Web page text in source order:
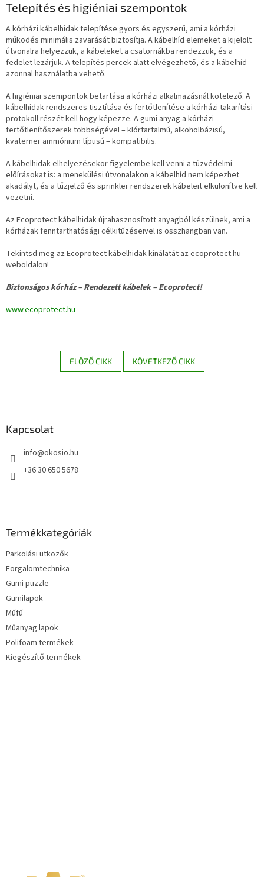
Telepítés és higiéniai szempontok
A kórházi kábelhidak telepítése gyors és egyszerű, ami a kórházi
működés minimális zavarását biztosítja. A kábelhíd elemeket a kijelölt
útvonalra helyezzük, a kábeleket a csatornákba rendezzük, és a
fedelet lezárjuk. A telepítés percek alatt elvégezhető, és a kábelhíd
azonnal használatba vehető.
A higiéniai szempontok betartása a kórházi alkalmazásnál kötelező. A
kábelhidak rendszeres tisztítása és fertőtlenítése a kórházi takarítási
protokoll részét kell hogy képezze. A gumi anyag a kórházi
fertőtlenítőszerek többségével – klórtartalmú, alkoholbázisú,
kvaterner ammónium típusú – kompatibilis.
A kábelhidak elhelyezésekor figyelembe kell venni a tűzvédelmi
előírásokat is: a menekülési útvonalakon a kábelhíd nem képezhet
akadályt, és a tűzjelző és sprinkler rendszerek kábeleit elkülönítve kell
vezetni.
Az Ecoprotect kábelhidak újrahasznosított anyagból készülnek, ami a
kórházak fenntarthatósági célkitűzéseivel is összhangban van.
Tekintsd meg az Ecoprotect kábelhidak kínálatát az ecoprotect.hu
weboldalon!
Biztonságos kórház – Rendezett kábelek – Ecoprotect!
www.ecoprotect.hu
ELŐZŐ CIKK KÖVETKEZŐ CIKK
Kapcsolat
info@okosio.hu
+36 30 650 5678
Termékkategóriák
Parkolási ütközők
Forgalomtechnika
Gumi puzzle
Gumilapok
Műfű
Műanyag lapok
Polifoam termékek
Kiegészítő termékek